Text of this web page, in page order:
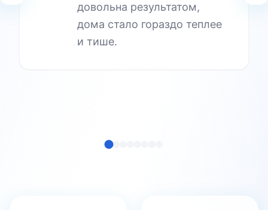
довольна результатом,
дома стало гораздо теплее
и тише.